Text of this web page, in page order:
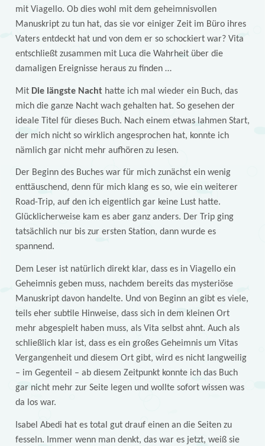
mit Viagello. Ob dies wohl mit dem geheimnisvollen
Manuskript zu tun hat, das sie vor einiger Zeit im Büro ihres
Vaters entdeckt hat und von dem er so schockiert war? Vita
entschließt zusammen mit Luca die Wahrheit über die
damaligen Ereignisse heraus zu finden …
Mit Die längste Nacht hatte ich mal wieder ein Buch, das
mich die ganze Nacht wach gehalten hat. So gesehen der
ideale Titel für dieses Buch. Nach einem etwas lahmen Start,
der mich nicht so wirklich angesprochen hat, konnte ich
nämlich gar nicht mehr aufhören zu lesen.
Der Beginn des Buches war für mich zunächst ein wenig
enttäuschend, denn für mich klang es so, wie ein weiterer
Road-Trip, auf den ich eigentlich gar keine Lust hatte.
Glücklicherweise kam es aber ganz anders. Der Trip ging
tatsächlich nur bis zur ersten Station, dann wurde es
spannend.
Dem Leser ist natürlich direkt klar, dass es in Viagello ein
Geheimnis geben muss, nachdem bereits das mysteriöse
Manuskript davon handelte. Und von Beginn an gibt es viele,
teils eher subtile Hinweise, dass sich in dem kleinen Ort
mehr abgespielt haben muss, als Vita selbst ahnt. Auch als
schließlich klar ist, dass es ein großes Geheimnis um Vitas
Vergangenheit und diesem Ort gibt, wird es nicht langweilig
– im Gegenteil – ab diesem Zeitpunkt konnte ich das Buch
gar nicht mehr zur Seite legen und wollte sofort wissen was
da los war.
Isabel Abedi hat es total gut drauf einen an die Seiten zu
fesseln. Immer wenn man denkt, das war es jetzt, weiß sie